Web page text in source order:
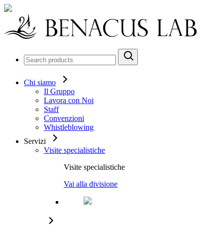
Chi siamo
Il Gruppo
Lavora con Noi
Staff
Convenzioni
Whistleblowing
Servizi
Visite specialistiche
Visite specialistiche
Vai alla divisione